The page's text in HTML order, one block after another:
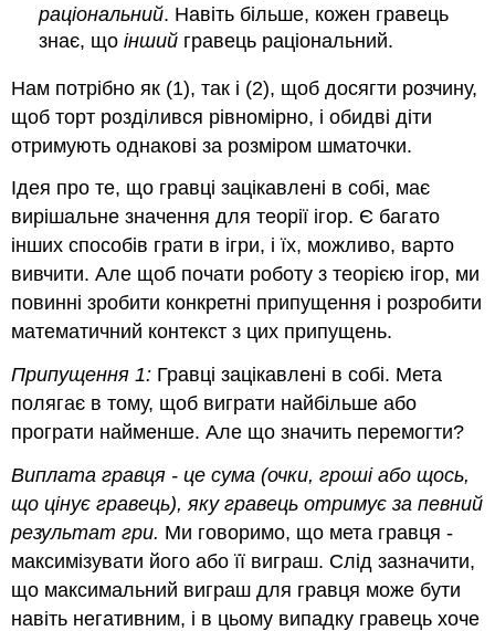
раціональний. Навіть більше, кожен гравець
знає, щоінший гравець раціональний.
Нам потрібно як (1), так і (2), щоб досягти розчину,
щоб торт розділився рівномірно, і обидві діти
отримують однакові за розміром шматочки.
Ідея про те, що гравці зацікавлені в собі, має
вирішальне значення для теорії ігор. Є багато
інших способів грати в ігри, і їх, можливо, варто
вивчити. Але щоб почати роботу з теорією ігор, ми
повинні зробити конкретні припущення і розробити
математичний контекст з цих припущень.
Припущення 1: Гравці зацікавлені в собі. Мета
полягає в тому, щоб виграти найбільше або
програти найменше. Але що значить перемогти?
Виплата гравця - це сума (очки, гроші або щось,
що цінує гравець), яку гравець отримує за певний
результат гри. Ми говоримо, що мета гравця -
максимізувати його або її виграш. Слід зазначити,
що максимальний виграш для гравця може бути
навіть негативним, і в цьому випадку гравець хоче